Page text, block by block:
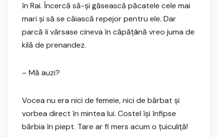
în Rai. Încercă să-şi găsească păcatele cele mai
mari şi să se căiască repejor pentru ele. Dar
parcă îi vărsase cineva în căpăţână vreo juma de
kilă de prenandez.
– Mă auzi?
Vocea nu era nici de femeie, nici de bărbat şi
vorbea direct în mintea lui. Costel îşi înfipse
bărbia în piept. Tare ar fi mers acum o ţuiculiţă!